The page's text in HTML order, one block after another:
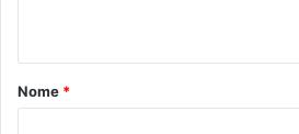
á
r
Nome *